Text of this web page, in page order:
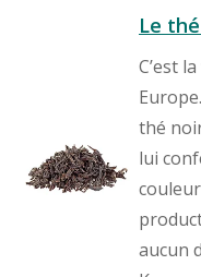
Le
C’est
thé
lui
aucun